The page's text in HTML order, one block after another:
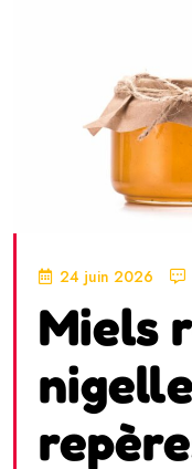
24 juin 2026
Miels